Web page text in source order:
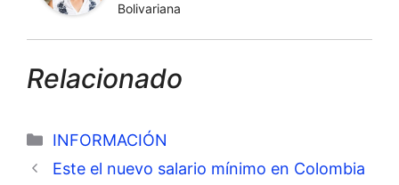
Bolivariana
Relacionado
Categorías
INFORMACIÓN
Este el nuevo salario mínimo en Colombia